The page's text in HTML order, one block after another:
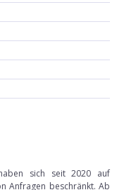
sich seit 2020 auf
Anfragen beschränkt. Ab